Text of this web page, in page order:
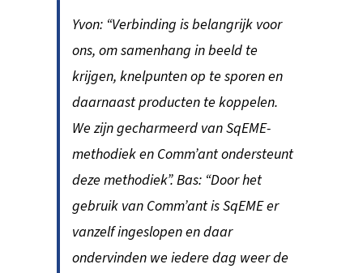
Yvon: “Verbinding is belangrijk voor
ons, om samenhang in beeld te
krijgen, knelpunten op te sporen en
daarnaast producten te koppelen.
We zijn gecharmeerd van SqEME-
methodiek en Comm’ant ondersteunt
deze methodiek”. Bas: “Door het
gebruik van Comm’ant is SqEME er
vanzelf ingeslopen en daar
ondervinden we iedere dag weer de